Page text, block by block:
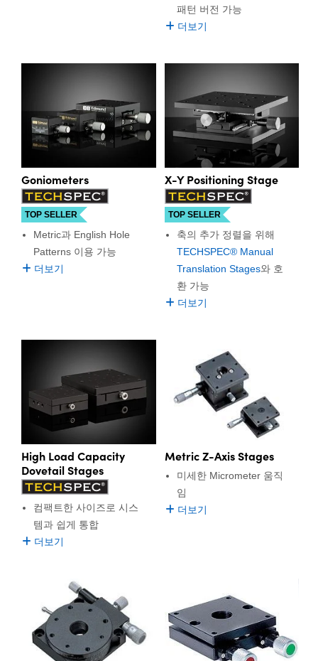
패턴 버전 가능
더보기
Goniometers
TOP SELLER
Metric과 English Hole
Patterns 이용 가능
더보기
X-Y Positioning Stage
TOP SELLER
축의 추가 정렬을 위해
TECHSPEC® Manual
Translation Stages와 호
환 가능
더보기
High Load Capacity
Dovetail Stages
컴팩트한 사이즈로 시스
템과 쉽게 통합
더보기
Metric Z-Axis Stages
미세한 Micrometer 움직
임
더보기